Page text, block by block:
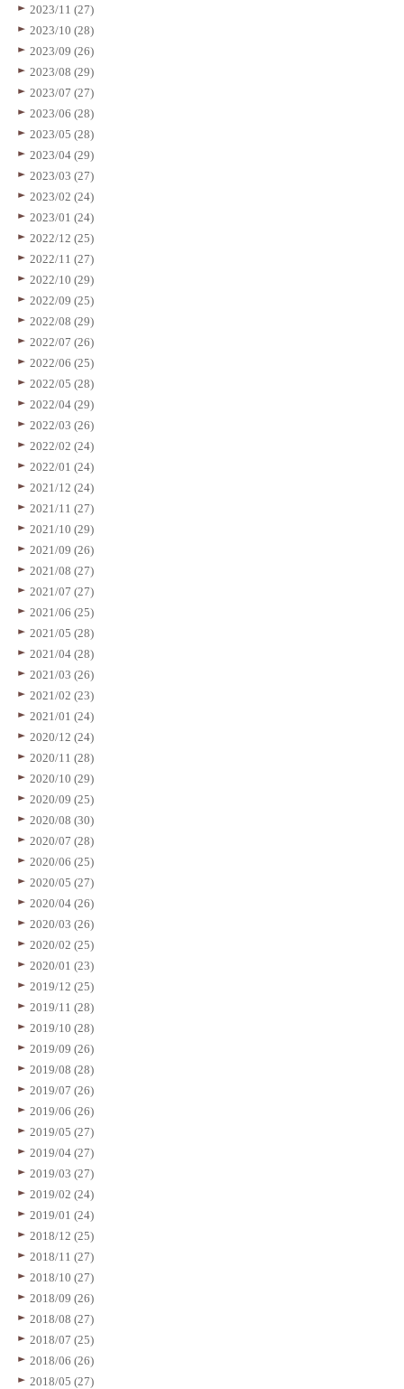
2023/11 (27)
2023/10 (28)
2023/09 (26)
2023/08 (29)
2023/07 (27)
2023/06 (28)
2023/05 (28)
2023/04 (29)
2023/03 (27)
2023/02 (24)
2023/01 (24)
2022/12 (25)
2022/11 (27)
2022/10 (29)
2022/09 (25)
2022/08 (29)
2022/07 (26)
2022/06 (25)
2022/05 (28)
2022/04 (29)
2022/03 (26)
2022/02 (24)
2022/01 (24)
2021/12 (24)
2021/11 (27)
2021/10 (29)
2021/09 (26)
2021/08 (27)
2021/07 (27)
2021/06 (25)
2021/05 (28)
2021/04 (28)
2021/03 (26)
2021/02 (23)
2021/01 (24)
2020/12 (24)
2020/11 (28)
2020/10 (29)
2020/09 (25)
2020/08 (30)
2020/07 (28)
2020/06 (25)
2020/05 (27)
2020/04 (26)
2020/03 (26)
2020/02 (25)
2020/01 (23)
2019/12 (25)
2019/11 (28)
2019/10 (28)
2019/09 (26)
2019/08 (28)
2019/07 (26)
2019/06 (26)
2019/05 (27)
2019/04 (27)
2019/03 (27)
2019/02 (24)
2019/01 (24)
2018/12 (25)
2018/11 (27)
2018/10 (27)
2018/09 (26)
2018/08 (27)
2018/07 (25)
2018/06 (26)
2018/05 (27)